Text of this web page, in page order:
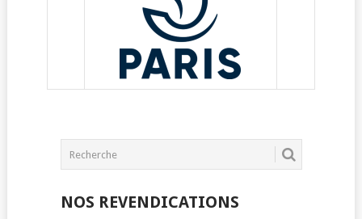
NOS REVENDICATIONS